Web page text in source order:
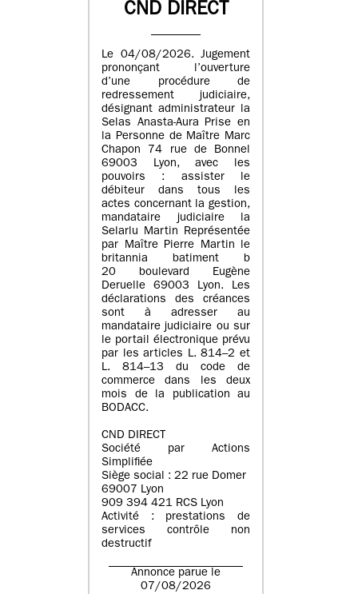
CND DIRECT
Le 04/08/2026. Jugement
prononçant l’ouverture
d’une procédure de
redressement judiciaire,
désignant administrateur la
Selas Anasta-Aura Prise en
la Personne de Maître Marc
Chapon 74 rue de Bonnel
69003 Lyon, avec les
pouvoirs : assister le
débiteur dans tous les
actes concernant la gestion,
mandataire judiciaire la
Selarlu Martin Représentée
par Maître Pierre Martin le
britannia batiment b
20 boulevard Eugène
Deruelle 69003 Lyon. Les
déclarations des créances
sont à adresser au
mandataire judiciaire ou sur
le portail électronique prévu
par les articles L. 814–2 et
L. 814–13 du code de
commerce dans les deux
mois de la publication au
BODACC.
CND DIRECT
Société par Actions
Simplifiée
Siège social : 22 rue Domer
69007 Lyon
909 394 421 RCS Lyon
Activité : prestations de
services contrôle non
destructif
Annonce parue le
07/08/2026